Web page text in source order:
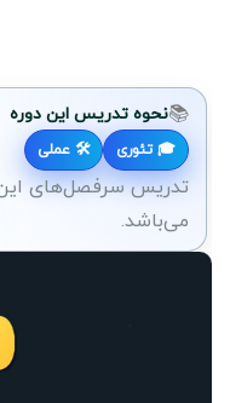
📚نحوه تدریس این دوره
🎓 تئوری 🛠 عملی
تدریس سرفصل‌های
می‌باشد.